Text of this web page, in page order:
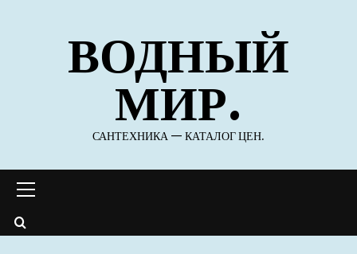
содержимомуВОДНЫЙ
МИР.
САНТЕХНИКА — КАТАЛОГ ЦЕН.
меню